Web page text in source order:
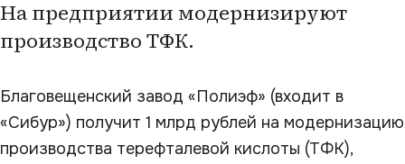
На предприятии модернизируют
производство ТФК.
Благовещенский завод «Полиэф» (входит в
«Сибур») получит 1 млрд рублей на модернизацию
производства терефталевой кислоты (ТФК),